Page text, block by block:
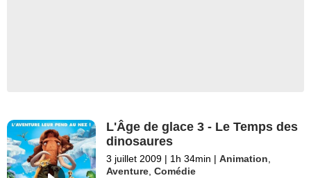
L'Âge de glace 3 - Le Temps des
dinosaures
3 juillet 2009 | 1h 34min | Animation,
Aventure,Comédie